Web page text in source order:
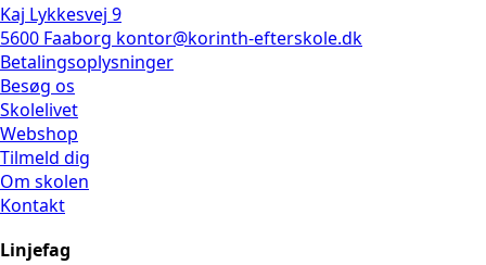
Kaj Lykkesvej 9
5600 Faaborg kontor@korinth-efterskole.dk
Betalingsoplysninger
Besøg os
Skolelivet
Webshop
Tilmeld dig
Om skolen
Kontakt
Linjefag